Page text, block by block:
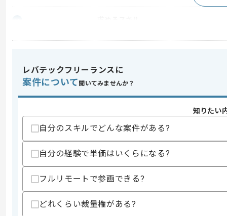
・外字や文字コードの知識
精算・お支払い
支払いサイト
レバテックフリーランスに
案件について 聞いてみませんか？
知りたい
自分のスキルでどんな案件がある?
自分の経験で単価はいくらになる?
フルリモートで参画できる?
どれくらい裁量権がある?